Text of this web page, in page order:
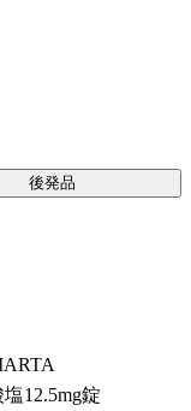
後発品
12.5mg錠